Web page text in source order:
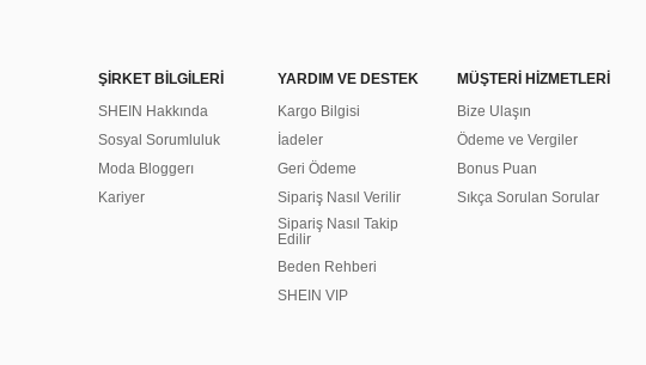
ŞİRKET BİLGİLERİ
SHEIN Hakkında
Sosyal Sorumluluk
Moda Bloggerı
Kariyer
YARDIM VE DESTEK
Kargo Bilgisi
İadeler
Geri Ödeme
Sipariş Nasıl Verilir
Sipariş Nasıl Takip
Edilir
Beden Rehberi
SHEIN VIP
MÜŞTERİ HİZMETLERİ
Bize Ulaşın
Ödeme ve Vergiler
Bonus Puan
Sıkça Sorulan Sorular